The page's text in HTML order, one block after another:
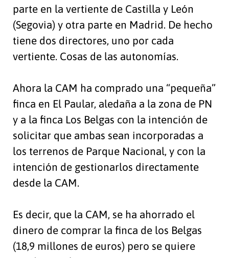
parte en la vertiente de Castilla y León
(Segovia) y otra parte en Madrid. De hecho
tiene dos directores, uno por cada
vertiente. Cosas de las autonomías.
Ahora la CAM ha comprado una “pequeña”
finca en El Paular, aledaña a la zona de PN
y a la finca Los Belgas con la intención de
solicitar que ambas sean incorporadas a
los terrenos de Parque Nacional, y con la
intención de gestionarlos directamente
desde la CAM.
Es decir, que la CAM, se ha ahorrado el
dinero de comprar la finca de los Belgas
(18,9 millones de euros) pero se quiere